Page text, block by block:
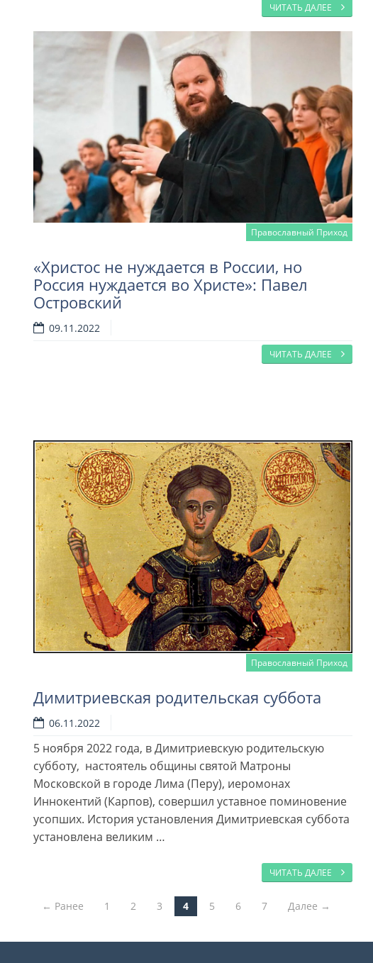
ЧИТАТЬ ДАЛЕЕ
Православный Приход
«Христос не нуждается в России, но
Россия нуждается во Христе»: Павел
Островский
09.11.2022
ЧИТАТЬ ДАЛЕЕ
Православный Приход
Димитриевская родительская суббота
06.11.2022
5 ноября 2022 года, в Димитриевскую родительскую
субботу, настоятель общины святой Матроны
Московской в городе Лима (Перу), иеромонах
Иннокентий (Карпов), совершил уставное поминовение
усопших. История установления Димитриевская суббота
установлена великим …
ЧИТАТЬ ДАЛЕЕ
Post navigation
← Ранее 1 2 3 4 5 6 7 Далее →